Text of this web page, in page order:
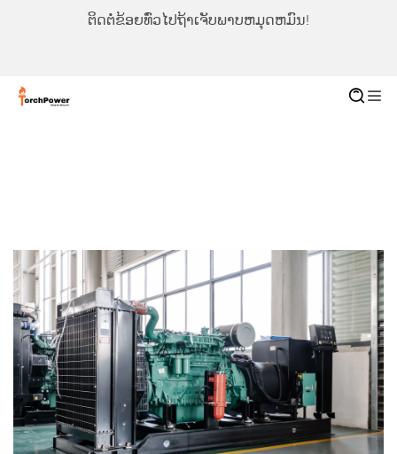
ຕິດຕໍ່ຂ້ອຍທົ່ວໄປຖ້າເຈັບພາບຫມຸດຫມົນ!